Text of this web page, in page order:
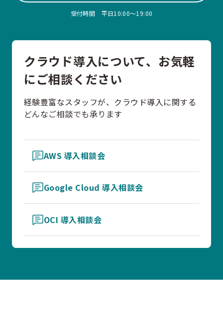
受付時間 平日10:00〜19:00
クラウド導入について、お気軽
にご相談ください
経験豊富なスタッフが、クラウド導入に関する
どんなご相談でも承ります
AWS 導入相談会
Google Cloud 導入相談会
OCI 導入相談会